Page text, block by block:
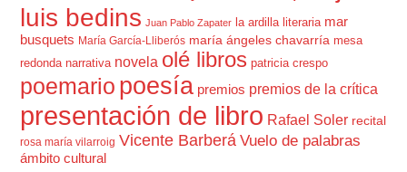
luis bedins Juan Pablo Zapater la ardilla literaria mar
busquets María García-Lliberós maría ángeles chavarría mesa
redonda narrativa novela olé libros patricia crespo
poemario poesía premios premios de la crítica
presentación de libro Rafael Soler recital
rosa maría vilarroig Vicente Barberá Vuelo de palabras
ámbito cultural